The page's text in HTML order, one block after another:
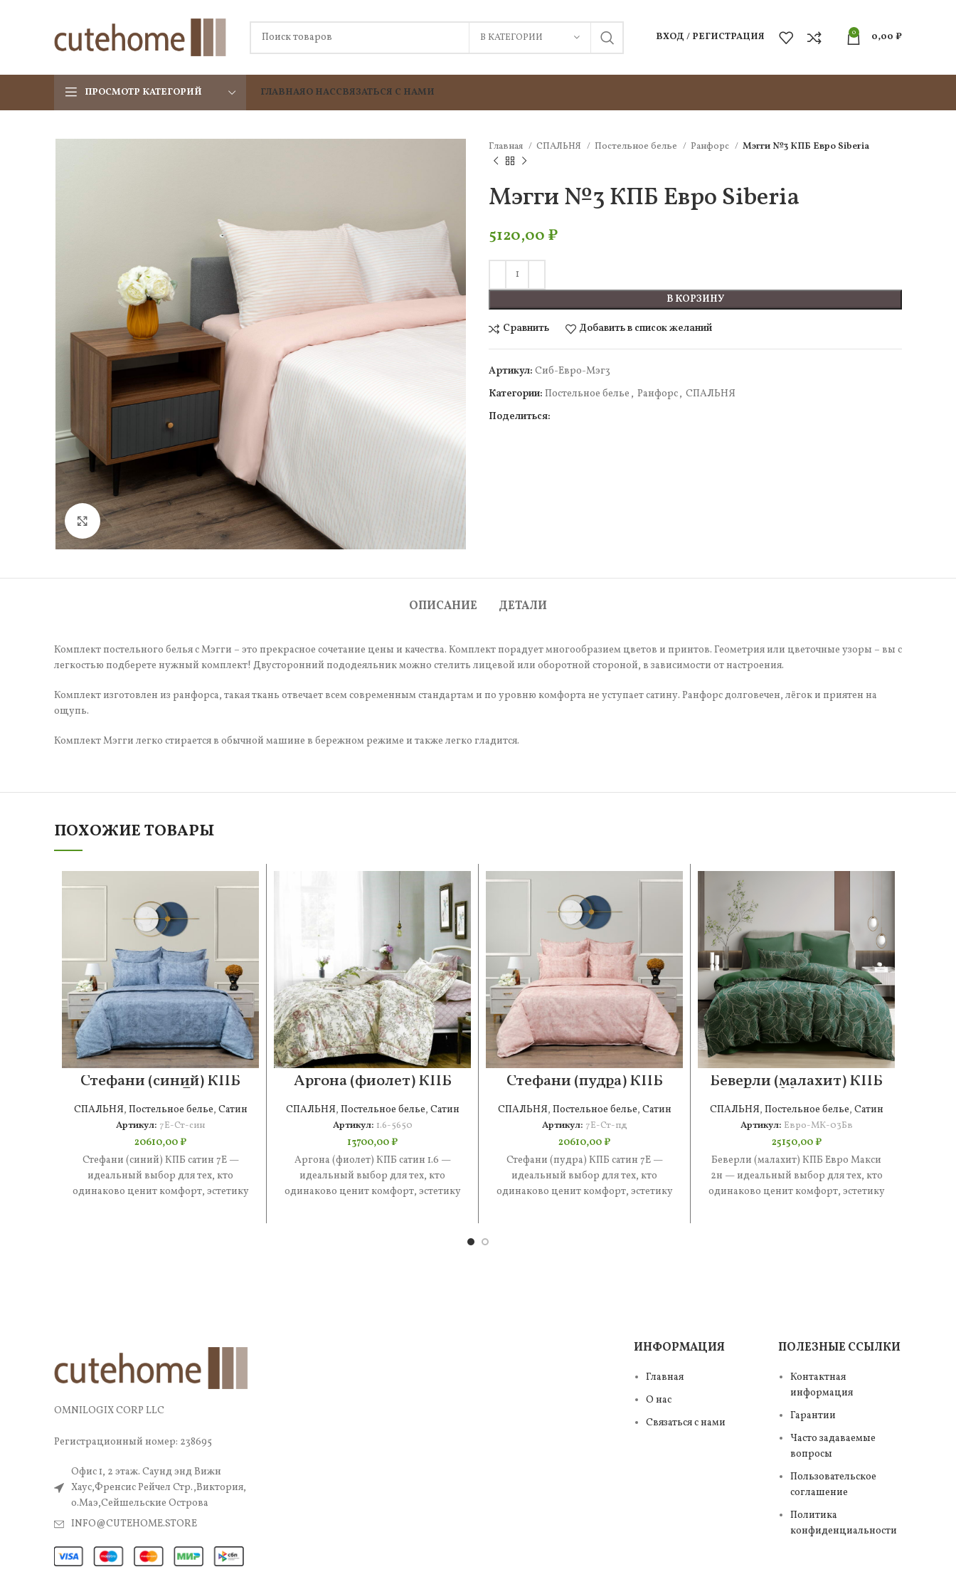
В КАТЕГОРИИ ВХОД / РЕГИСТРАЦИЯ 0 0,00 ₽
ПРОСМОТР КАТЕГОРИЙ ГЛАВНАЯО НАССВЯЗАТЬСЯ С НАМИ
Нажмите, чтобы увеличить
Главная СПАЛЬНЯ Постельное белье Ранфорс Мэгги №3 КПБ Евро Siberia
Мэгги №3 КПБ Евро Siberia
5120,00₽
В КОРЗИНУ
Сравнить Добавить в список желаний
Артикул: Cиб-Евро-Мэг3
Категории: Постельное белье , Ранфорс, СПАЛЬНЯ
Поделиться:
ОПИСАНИЕ ДЕТАЛИ
Комплект постельного белья с Мэгги – это прекрасное сочетание цены и качества. Комплект порадует многообразием цветов и принтов. Геометрия или цветочные узоры – вы с
легкостью подберете нужный комплект! Двусторонний пододеяльник можно стелить лицевой или оборотной стороной, в зависимости от настроения.
Комплект изготовлен из ранфорса, такая ткань отвечает всем современным стандартам и по уровню комфорта не уступает сатину. Ранфорс долговечен, лёгок и приятен на
ощупь.
Комплект Мэгги легко стирается в обычной машине в бережном режиме и также легко гладится.
ПОХОЖИЕ ТОВАРЫ
Стефани (синий) КПБ
сатин 7Е
СПАЛЬНЯ, Постельное белье, Сатин
Артикул: 7Е-Ст-син
20610,00₽
Стефани (синий) КПБ сатин 7Е —
идеальный выбор для тех, кто
одинаково ценит комфорт, эстетику
Аргона (фиолет) КПБ
сатин 1.6
СПАЛЬНЯ, Постельное белье, Сатин
Артикул: 1.6-5650
13700,00₽
Аргона (фиолет) КПБ сатин 1.6 —
идеальный выбор для тех, кто
одинаково ценит комфорт, эстетику
Стефани (пудра) КПБ
сатин 7Е
СПАЛЬНЯ, Постельное белье, Сатин
Артикул: 7Е-Ст-пд
20610,00₽
Стефани (пудра) КПБ сатин 7Е —
идеальный выбор для тех, кто
одинаково ценит комфорт, эстетику
Беверли (малахит) КПБ
Евро Макси 2н
СПАЛЬНЯ, Постельное белье, Сатин
Артикул: Евро-МК-03Бв
25150,00₽
Беверли (малахит) КПБ Евро Макси
2н — идеальный выбор для тех, кто
одинаково ценит комфорт, эстетику
OMNILOGIX CORP LLC
Регистрационный номер: 238695
Офис 1, 2 этаж. Саунд энд Вижн
Хаус,Френсис Рейчел Стр.,Виктория,
о.Маэ,Сейшельские Острова
INFO@CUTEHOME.STORE
ИНФОРМАЦИЯ
Главная
О нас
Связаться с нами
ПОЛЕЗНЫЕ ССЫЛКИ
Контактная
информация
Гарантии
Часто задаваемые
вопросы
Пользовательское
соглашение
Политика
конфиденциальности